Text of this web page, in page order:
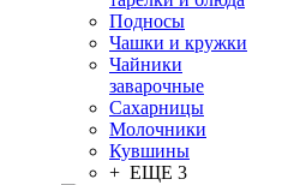
Подносы
Чашки и кружки
Чайники
заварочные
Сахарницы
Молочники
Кувшины
+ ЕЩЕ 3